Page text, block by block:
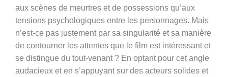
aux scènes de meurtres et de possessions qu’aux
tensions psychologiques entre les personnages. Mais
n’est-ce pas justement par sa singularité et sa manière
de contourner les attentes que le film est intéressant et
se distingue du tout-venant ? En optant pour cet angle
audacieux et en s’appuyant sur des acteurs solides et